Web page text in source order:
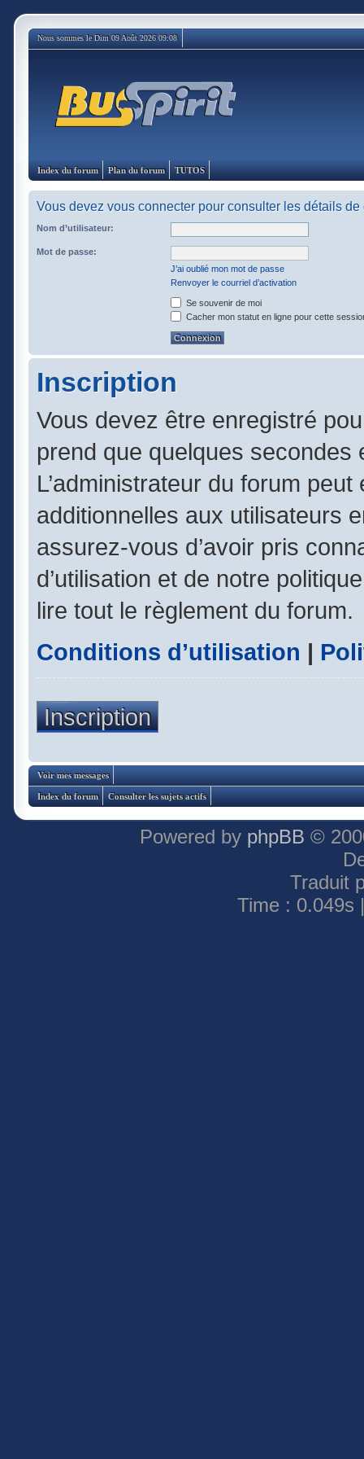
Nous sommes le Dim 09 Août 2026 09:08
Index du forum Plan du forum TUTOS
Vous devez vous connecter pour consulter les détails de
Nom d’utilisateur:
Mot de passe:
J’ai oublié mon mot de passe
Renvoyer le courriel d’activation
Se souvenir de moi
Cacher mon statut en ligne pour cette
Inscription
Vous devez être enregistré
prend que quelques
L’administrateur du forum
additionnelles aux utilisateurs
assurez-vous d’avoir pris
d’utilisation et de notre
lire tout le règlement du forum.
Conditions d’utilisation |
Inscription
Voir mes messages
Index du forum Consulter les sujets actifs
Powered by phpBB ©
Traduit
Time : 0.049s